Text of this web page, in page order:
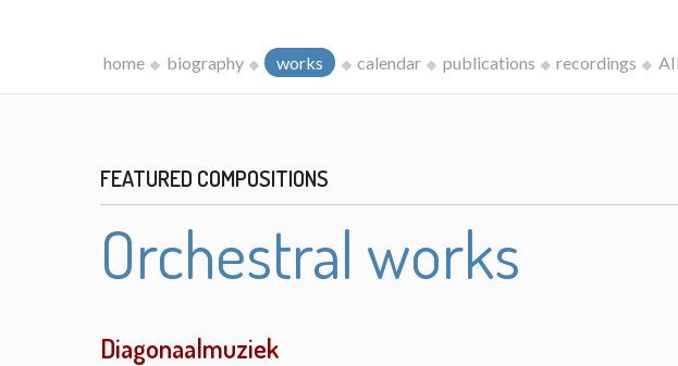
home biography works calendar publications recordings
FEATURED COMPOSITIONS
Orchestral works
Diagonaalmuziek